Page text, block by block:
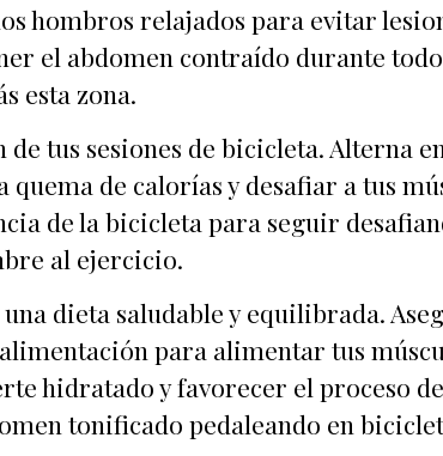
hombros relajados para evitar
el abdomen contraído durante
esta zona.
tus sesiones de bicicleta. Alterna
de calorías y desafiar a tus
de la bicicleta para seguir
al ejercicio.
dieta saludable y equilibrada.
para alimentar tus
hidratado y favorecer el proceso
tonificado pedaleando en